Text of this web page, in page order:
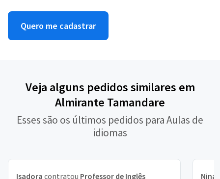
Quero me cadastrar
Veja alguns pedidos similares em
Almirante Tamandare
Esses são os últimos pedidos para Aulas de
idiomas
Isadora contratou Professor de Inglês Nina